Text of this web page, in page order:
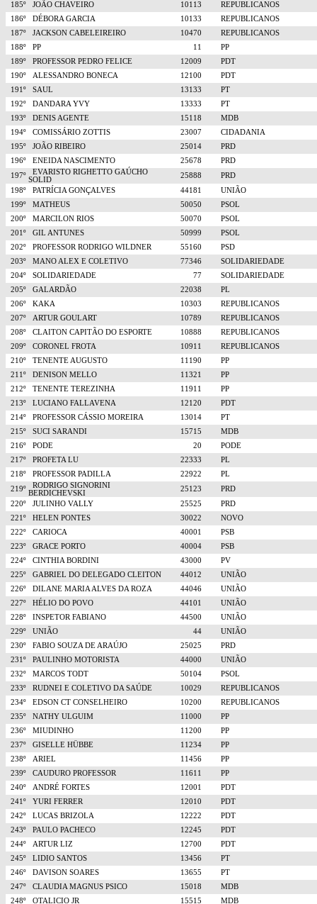
185º
JOÃO CHAVEIRO 10113
REPUBLICANOS
186º
DÉBORA GARCIA 10133
REPUBLICANOS
187º
JACKSON CABELEIREIRO 10470
REPUBLICANOS
188º
PP 11
PP
189º
PROFESSOR PEDRO FELICE 12009
PDT
190º
ALESSANDRO BONECA 12100
PDT
191º
SAUL 13133
PT
192º
DANDARA YVY 13333
PT
193º
DENIS AGENTE 15118
MDB
194º
COMISSÁRIO ZOTTIS 23007
CIDADANIA
195º
JOÃO RIBEIRO 25014
PRD
196º
ENEIDA NASCIMENTO 25678
PRD
197º
EVARISTO RIGHETTO GAÚCHO
SOLID
25888
PRD
198º
PATRÍCIA GONÇALVES 44181
UNIÃO
199º
MATHEUS 50050
PSOL
200º
MARCILON RIOS 50070
PSOL
201º
GIL ANTUNES 50999
PSOL
202º
PROFESSOR RODRIGO WILDNER 55160
PSD
203º
MANO ALEX E COLETIVO 77346
SOLIDARIEDADE
204º
SOLIDARIEDADE 77
SOLIDARIEDADE
205º
GALARDÃO 22038
PL
206º
KAKA 10303
REPUBLICANOS
207º
ARTUR GOULART 10789
REPUBLICANOS
208º
CLAITON CAPITÃO DO ESPORTE 10888
REPUBLICANOS
209º
CORONEL FROTA 10911
REPUBLICANOS
210º
TENENTE AUGUSTO 11190
PP
211º
DENISON MELLO 11321
PP
212º
TENENTE TEREZINHA 11911
PP
213º
LUCIANO FALLAVENA 12120
PDT
214º
PROFESSOR CÁSSIO MOREIRA 13014
PT
215º
SUCI SARANDI 15715
MDB
216º
PODE 20
PODE
217º
PROFETA LU 22333
PL
218º
PROFESSOR PADILLA 22922
PL
219º
RODRIGO SIGNORINI
BERDICHEVSKI
25123
PRD
220º
JULINHO VALLY 25525
PRD
221º
HELEN PONTES 30022
NOVO
222º
CARIOCA 40001
PSB
223º
GRACE PORTO 40004
PSB
224º
CINTHIA BORDINI 43000
PV
225º
GABRIEL DO DELEGADO CLEITON 44012
UNIÃO
226º
DILANE MARIA ALVES DA ROZA 44046
UNIÃO
227º
HÉLIO DO POVO 44101
UNIÃO
228º
INSPETOR FABIANO 44500
UNIÃO
229º
UNIÃO 44
UNIÃO
230º
FABIO SOUZA DE ARAÚJO 25025
PRD
231º
PAULINHO MOTORISTA 44000
UNIÃO
232º
MARCOS TODT 50104
PSOL
233º
RUDNEI E COLETIVO DA SAÚDE 10029
REPUBLICANOS
234º
EDSON CT CONSELHEIRO 10200
REPUBLICANOS
235º
NATHY ULGUIM 11000
PP
236º
MIUDINHO 11200
PP
237º
GISELLE HÜBBE 11234
PP
238º
ARIEL 11456
PP
239º
CAUDURO PROFESSOR 11611
PP
240º
ANDRÉ FORTES 12001
PDT
241º
YURI FERRER 12010
PDT
242º
LUCAS BRIZOLA 12222
PDT
243º
PAULO PACHECO 12245
PDT
244º
ARTUR LIZ 12700
PDT
245º
LIDIO SANTOS 13456
PT
246º
DAVISON SOARES 13655
PT
247º
CLAUDIA MAGNUS PSICO 15018
MDB
248º
OTALICIO JR 15515
MDB